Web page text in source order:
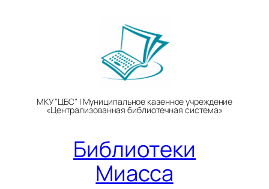
МКУ "ЦБС" | Муниципальное казенное учреждение
«Централизованная библиотечная система»
Библиотеки
Миасса